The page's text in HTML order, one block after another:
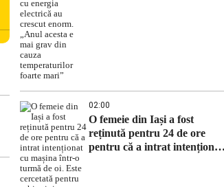
02:00
O femeie din Iași a fost
reținută pentru 24 de ore
pentru că a intrat intenționat